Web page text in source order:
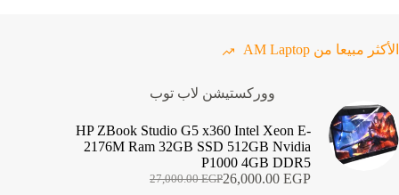
الأكثر مبيعا من AM Laptop
ووركستيشن لاب توب
HP ZBook Studio G5 x360 Intel Xeon E-
2176M Ram 32GB SSD 512GB Nvidia
P1000 4GB DDR5
27,000.00EGP
السعر26,000.00 EGP
السعر